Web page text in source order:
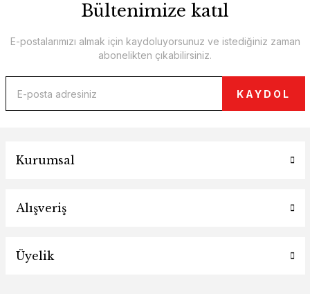
Bültenimize katıl
E-postalarımızı almak için kaydoluyorsunuz ve istediğiniz zaman
abonelikten çıkabilirsiniz.
KAYDOL
Kurumsal
Alışveriş
Üyelik